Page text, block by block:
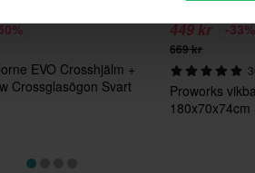
EVO Crosshjälm +
Crossglasögon Svart
449 kr -33%
669 kr
Proworks
180x70x74cm